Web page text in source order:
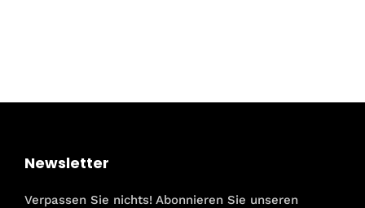
Newsletter
Verpassen Sie nichts! Abonnieren Sie unseren